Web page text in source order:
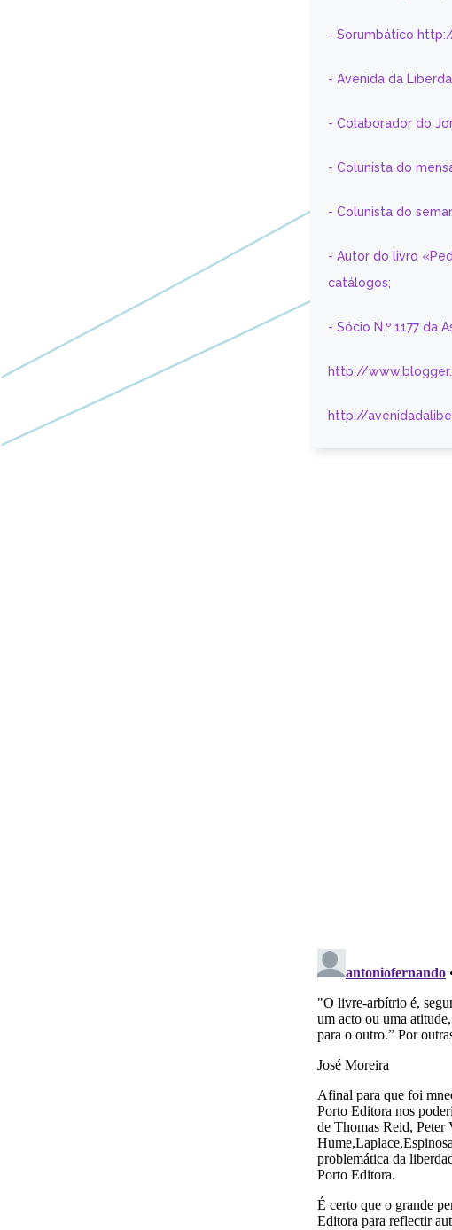
- Sorumbático
- Avenida da
- Colaborador do
- Colunista do
- Colunista do
- Autor do livro
catálogos;
- Sócio N.º 1177 da
http://
http://